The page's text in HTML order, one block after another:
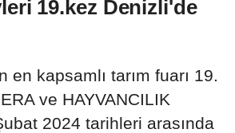
19.kez Denizli'de
en kapsamlı tarım fuarı 19.
ve HAYVANCILIK
2024 tarihleri arasında